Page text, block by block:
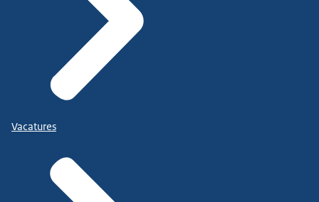
Vacatures